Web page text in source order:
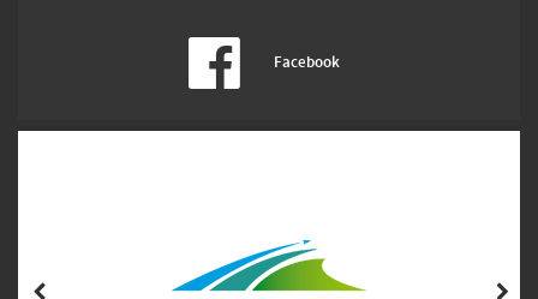
Facebook